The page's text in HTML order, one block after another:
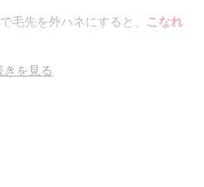
毛先を外ハネにすると、 こなれ
小物を合わせれば、シンプルな
きを見る